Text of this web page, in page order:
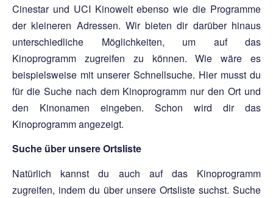
Cinestar und UCI Kinowelt ebenso wie die Programme
der kleineren Adressen. Wir bieten dir darüber hinaus
unterschiedliche Möglichkeiten, um auf das
Kinoprogramm zugreifen zu können. Wie wäre es
beispielsweise mit unserer Schnellsuche. Hier musst du
für die Suche nach dem Kinoprogramm nur den Ort und
den Kinonamen eingeben. Schon wird dir das
Kinoprogramm angezeigt.
Suche über unsere Ortsliste
Natürlich kannst du auch auf das Kinoprogramm
zugreifen, indem du über unsere Ortsliste suchst. Suche